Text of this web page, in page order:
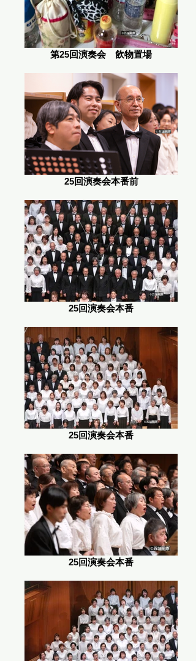
第25回演奏会 飲物置場
25回演奏会本番前
25回演奏会本番
25回演奏会本番
25回演奏会本番